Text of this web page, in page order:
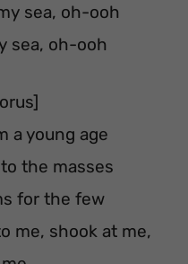
sea, oh-ooh
sea, oh-ooh
a young age
the masses
for the few
me, shook at me,